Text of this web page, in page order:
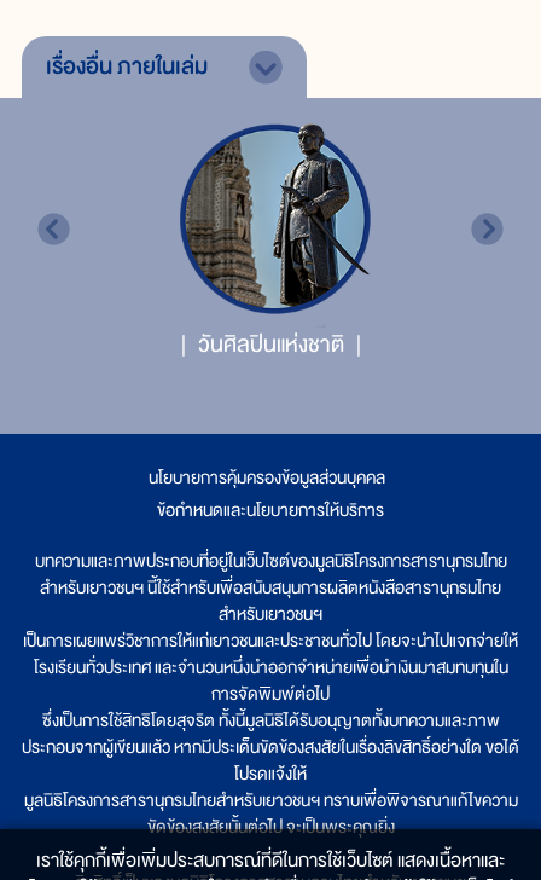
เรื่องอื่นภายในเล่ม
วันศิลปินแห่งชาติ
นโยบายการคุ้มครองข้อมูลส่วนบุคคล
ข้อกำหนดและนโยบายการให้บริการ
บทความและภาพประกอบที่อยู่ในเว็บไซต์ของมูลนิธิโครงการสารานุกรมไทย
สำหรับเยาวชนฯ นี้ใช้สำหรับเพื่อสนับสนุนการผลิตหนังสือสารานุกรมไทย
สำหรับเยาวชนฯ
เป็นการเผยแพร่วิชาการให้แก่เยาวชนและประชาชนทั่วไป โดยจะนำไปแจกจ่ายให้
โรงเรียนทั่วประเทศ และจำนวนหนึ่งนำออกจำหน่ายเพื่อนำเงินมาสมทบทุนใน
การจัดพิมพ์ต่อไป
ซึ่งเป็นการใช้สิทธิโดยสุจริต ทั้งนี้มูลนิธิได้รับอนุญาตทั้งบทความและภาพ
ประกอบจากผู้เขียนแล้ว หากมีประเด็นขัดข้องสงสัยในเรื่องลิขสิทธิ์อย่างใด ขอได้
โปรดแจ้งให้
มูลนิธิโครงการสารานุกรมไทยสำหรับเยาวชนฯ ทราบเพื่อพิจารณาแก้ไขความ
ขัดข้องสงสัยนั้นต่อไป จะเป็นพระคุณยิ่ง
เราใช้คุกกี้เพื่อเพิ่มประสบการณ์ที่ดีในการใช้เว็บไซต์ แสดงเนื้อหาและ